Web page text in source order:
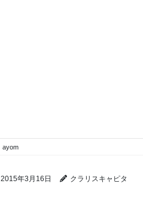
ayom
2015年3月16日
クラリスキャピタ